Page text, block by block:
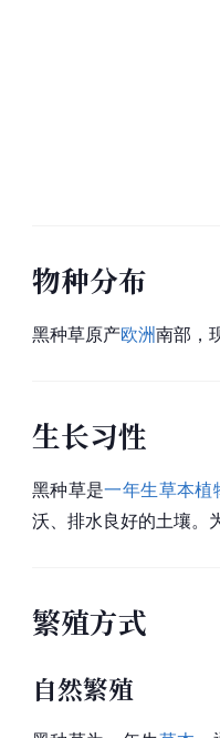
物种分布
黑种草原产欧洲南部，
生长习性
黑种草是一年生草本植
沃、排水良好的土壤。
繁殖方式
自然繁殖